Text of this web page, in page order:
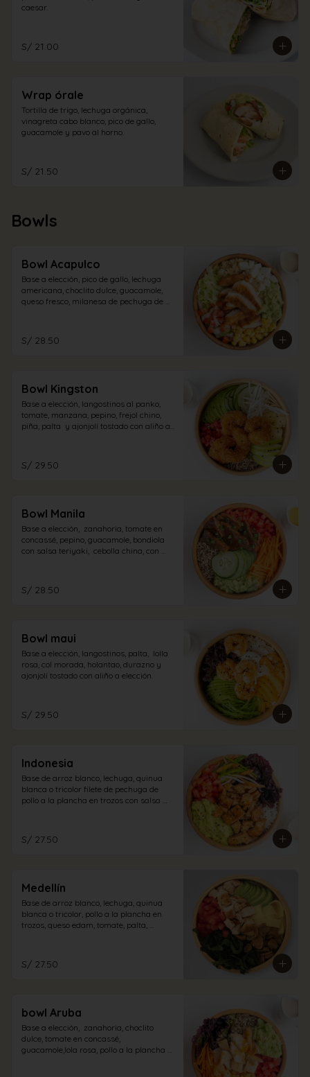
caesar.
S/ 21.00
Wrap órale
Tortilla de trigo, lechuga orgánica,
vinagreta cabo blanco, pico de gallo,
guacamole y pavo al horno.
S/ 21.50
Bowls
Bowl Acapulco
Base a elección, pico de gallo, lechuga
americana, choclito dulce, guacamole,
queso fresco, milanesa de pechuga de
S/ 28.50
Bowl Kingston
Base a elección, langostinos al panko,
tomate, manzana, pepino, frejol chino,
piña, palta  y ajonjolí tostado con aliño a
S/ 29.50
Bowl Manila
Base a elección,  zanahoria, tomate en
concassé, pepino, guacamole, bondiola
con salsa teriyaki,  cebolla china, con
S/ 28.50
Bowl maui
Base a elección, langostinos, palta,  lolla
rosa, col morada, holantao, durazno y
ajonjolí tostado con aliño a elección.
S/ 29.50
Indonesia
Base de arroz blanco, lechuga, quinua
blanca o tricolor filete de pechuga de
pollo a la plancha en trozos con salsa
con vinagreta cabo blanco. (picante)
S/ 27.50
Medellín
Base de arroz blanco, lechuga, quinua
blanca o tricolor, pollo a la plancha en
trozos, queso edam, tomate, palta,
S/ 27.50
bowl Aruba
Base a elección,  zanahoria, choclito
dulce, tomate en concassé,
guacamole,lola rosa, pollo a la plancha